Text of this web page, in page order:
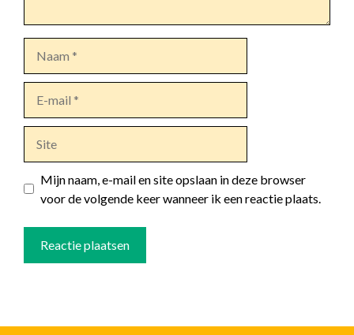
mail
Mijn naam, e-mail en site opslaan in deze browser
voor de volgende keer wanneer ik een reactie plaats.